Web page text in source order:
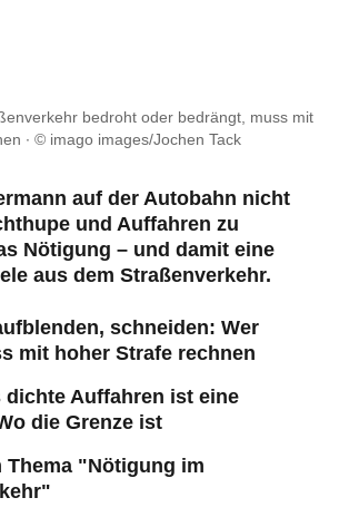
bedroht oder bedrängt, muss mit
© imago images/Jochen Tack
auf der Autobahn nicht
und Auffahren zu
Nötigung – und damit eine
aus dem Straßenverkehr.
schneiden: Wer
mit hoher Strafe rechnen
dichte Auffahren ist eine
die Grenze ist
Thema "Nötigung im